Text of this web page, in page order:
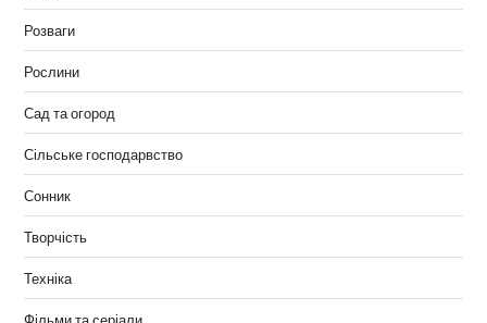
Розваги
Рослини
Сад та огород
Сільське господарвство
Сонник
Творчість
Техніка